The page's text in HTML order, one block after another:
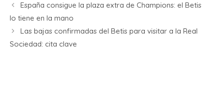
España consigue la plaza extra de Champions: el Betis
lo tiene en la mano
Las bajas confirmadas del Betis para visitar a la Real
Sociedad: cita clave